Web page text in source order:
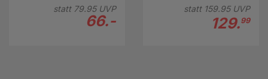
statt 79.95UVP
66.-
statt 159.95UVP
129.99